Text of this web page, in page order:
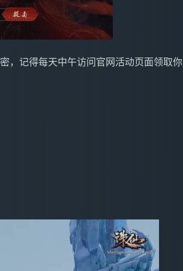
，记得每天中午访问官网活动页面领取你